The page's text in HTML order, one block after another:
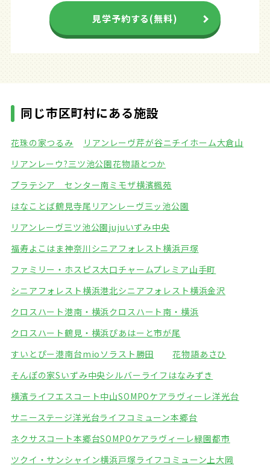
見学予約する(無料)
同じ市区町村にある施設
花珠の家つるみ リアンレーヴ芹が谷ニチイホーム大倉山
リアンレーウ?三ツ池公園花物語とつか
プラテシア センター南ミモザ横濱楓苑
はなことば鶴見寺尾 リアンレーヴ三ッ池公園
リアンレーヴ三ツ池公園jujuいずみ中央
福寿よこはま神奈川 シニアフォレスト横浜戸塚
ファミリー・ホスピス大口チャームプレミア山手町
シニアフォレスト横浜港北シニアフォレスト横浜金沢
クロスハート港南・横浜クロスハート南・横浜
クロスハート鶴見・横浜ぴあはーと市が尾
すいとぴー港南台mio ソラスト勝田
花物語あさひ
そんぽの家Sいずみ中央シルバーライフはなみずき
横濱ライフエスコート中山SOMPOケアラヴィーレ洋光台
サニーステージ洋光台ライフコミューン本郷台
ネクサスコート本郷台SOMPOケアラヴィーレ緑園都市
ツクイ・サンシャイン横浜戸塚ライフコミューン上大岡